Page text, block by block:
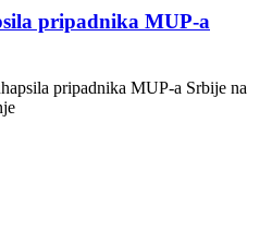
pripadnika MUP-a
pripadnika MUP-a Srbije na